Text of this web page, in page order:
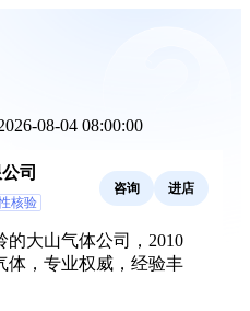
08-04 08:00:00
司
核验
咨询 进店
的大山气体公司，2010
体，专业权威，经验丰